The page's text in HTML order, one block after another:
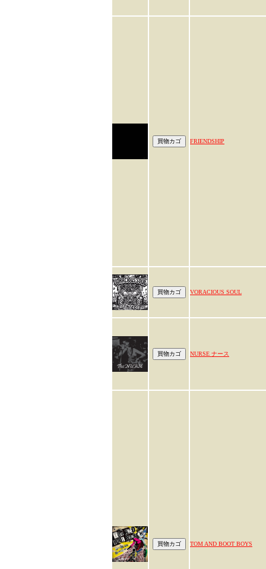
FRIENDSHIP
VORACIOUS SOUL
NURSE ナース
TOM AND BOOT BOYS